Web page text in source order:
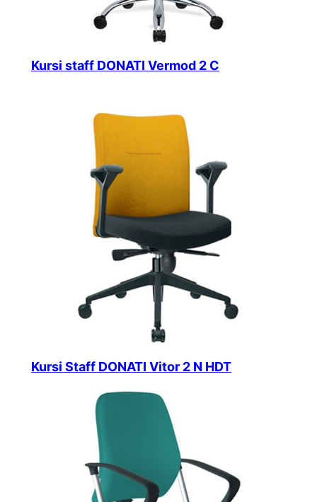
Kursi staff DONATI Vermod 2 C
Kursi Staff DONATI Vitor 2 N HDT